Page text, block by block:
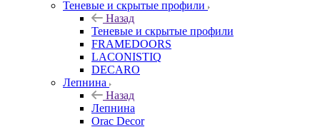
Теневые и скрытые профили
Назад
Теневые и скрытые профили
FRAMEDOORS
LACONISTIQ
DECARO
Лепнина
Назад
Лепнина
Orac Decor